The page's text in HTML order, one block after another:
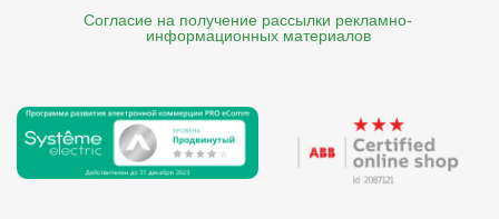
Согласие на получение рассылки рекламно-
    информационных материалов